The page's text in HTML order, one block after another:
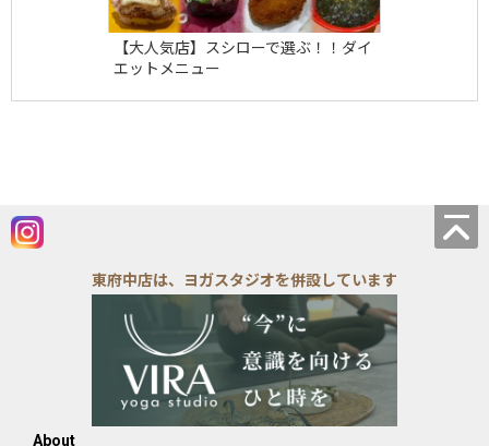
【大人気店】スシローで選ぶ！！ダイ
エットメニュー
東府中店は、ヨガスタジオを併設しています
About